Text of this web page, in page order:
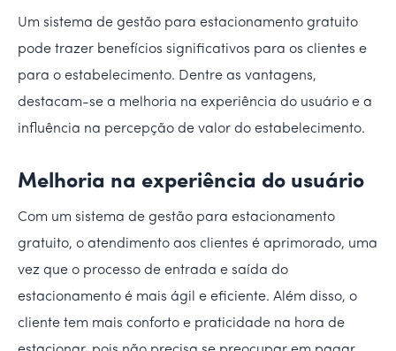
Um sistema de gestão para estacionamento gratuito
pode trazer benefícios significativos para os clientes e
para o estabelecimento. Dentre as vantagens,
destacam-se a melhoria na experiência do usuário e a
influência na percepção de valor do estabelecimento.
Melhoria na experiência do usuário
Com um sistema de gestão para estacionamento
gratuito, o atendimento aos clientes é aprimorado, uma
vez que o processo de entrada e saída do
estacionamento é mais ágil e eficiente. Além disso, o
cliente tem mais conforto e praticidade na hora de